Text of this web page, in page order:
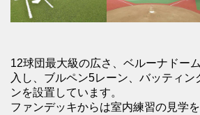
12球団最大級の広さ、ベルーナドー
入し、ブルペン5レーン、バッティン
ンを設置しています。
ファンデッキからは室内練習の見学